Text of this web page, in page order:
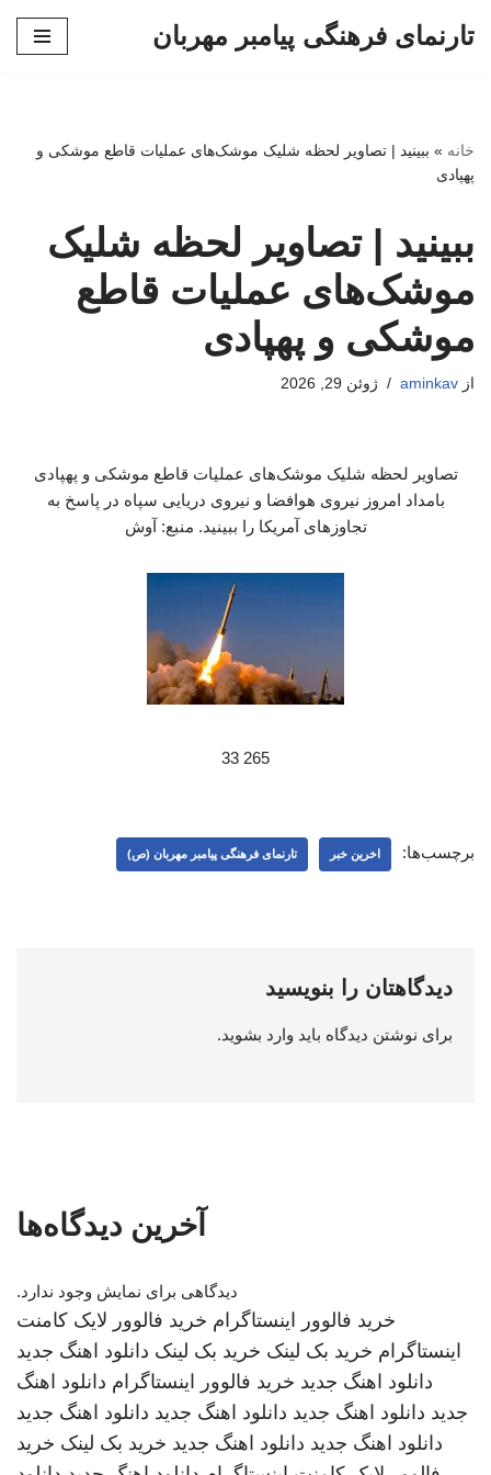
تارنمای فرهنگی پیامبر مهربان
خانه » ببینید | تصاویر لحظه شلیک موشک‌های عملیات قاطع موشکی و
پهپادی
ببینید | تصاویر لحظه شلیک
موشک‌های عملیات قاطع
موشکی و پهپادی
از aminkav ژوئن 29, 2026
تصاویر لحظه شلیک موشک‌های عملیات قاطع موشکی و پهپادی
بامداد امروز نیروی هوافضا و نیروی دریایی سپاه در پاسخ به
تجاوزهای آمریکا را ببینید. منبع: آوش
265 33
برچسب‌ها: اخرین خبر تارنمای فرهنگی پیامبر مهربان (ص)
دیدگاهتان را بنویسید
برای نوشتن دیدگاه باید وارد بشوید.
آخرین دیدگاه‌ها
دیدگاهی برای نمایش وجود ندارد.
خرید فالوور اینستاگرام خرید فالوور لایک کامنت
اینستاگرام خرید بک لینک خرید بک لینک دانلود اهنگ جدید
دانلود اهنگ جدید خرید فالوور اینستاگرام دانلود اهنگ
جدید دانلود اهنگ جدید دانلود اهنگ جدید دانلود اهنگ جدید
دانلود اهنگ جدید دانلود اهنگ جدید خرید بک لینک خرید